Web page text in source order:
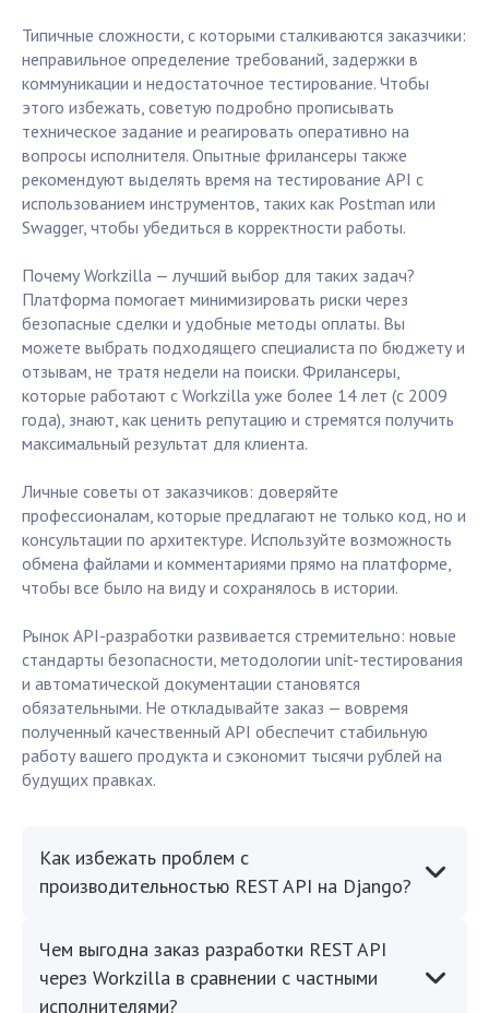
Типичные сложности, с которыми сталкиваются заказчики:
неправильное определение требований, задержки в
коммуникации и недостаточное тестирование. Чтобы
этого избежать, советую подробно прописывать
техническое задание и реагировать оперативно на
вопросы исполнителя. Опытные фрилансеры также
рекомендуют выделять время на тестирование API с
использованием инструментов, таких как Postman или
Swagger, чтобы убедиться в корректности работы.
Почему Workzilla — лучший выбор для таких задач?
Платформа помогает минимизировать риски через
безопасные сделки и удобные методы оплаты. Вы
можете выбрать подходящего специалиста по бюджету и
отзывам, не тратя недели на поиски. Фрилансеры,
которые работают с Workzilla уже более 14 лет (с 2009
года), знают, как ценить репутацию и стремятся получить
максимальный результат для клиента.
Личные советы от заказчиков: доверяйте
профессионалам, которые предлагают не только код, но и
консультации по архитектуре. Используйте возможность
обмена файлами и комментариями прямо на платформе,
чтобы все было на виду и сохранялось в истории.
Рынок API-разработки развивается стремительно: новые
стандарты безопасности, методологии unit-тестирования
и автоматической документации становятся
обязательными. Не откладывайте заказ — вовремя
полученный качественный API обеспечит стабильную
работу вашего продукта и сэкономит тысячи рублей на
будущих правках.
Как избежать проблем с
производительностью REST API на Django?
Чем выгодна заказ разработки REST API
через Workzilla в сравнении с частными
исполнителями?